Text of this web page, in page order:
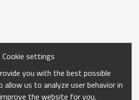
Cookie settings
you with the best possible
allow us to analyze user behavior in
the website for you.